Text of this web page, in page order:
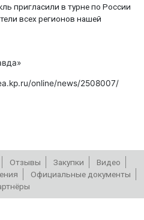
пригласили в турне по России
всех регионов нашей
online/news/2508007/
Отзывы Закупки
Видео
Официальные документы